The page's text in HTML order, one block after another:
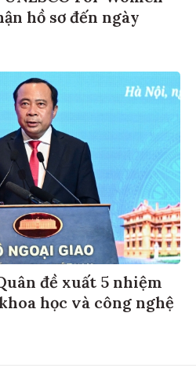
hồ sơ đến ngày
đề xuất 5 nhiệm
học và công nghệ